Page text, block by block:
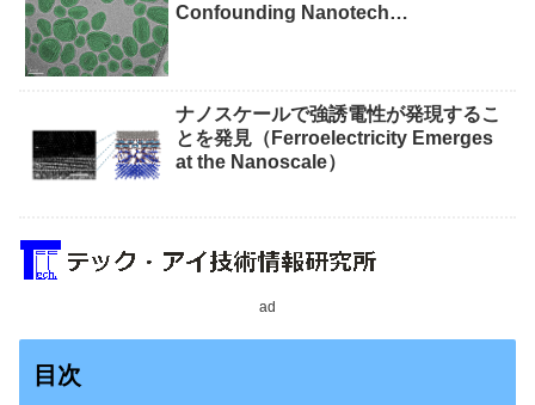
Confounding Nanotech
ナノスケールで強誘電性が発現するこ
とを発見（Ferroelectricity Emerges
at the Nanoscale）
ad
目次